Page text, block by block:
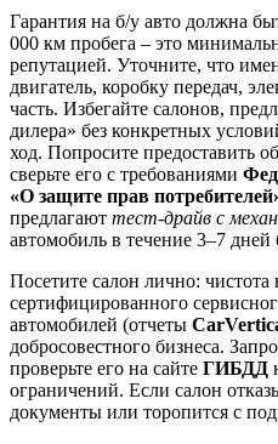
Гарантия на б/у авто должна
000 км пробега – это
репутацией. Уточните, что
двигатель, коробку передач,
часть. Избегайте салонов,
дилера» без конкретных
ход. Попросите предоставить
сверьте его с требованиями
«О защите прав
предлагают тест-драйв с
автомобиль в течение 3–7
Посетите салон лично:
сертифицированного
автомобилей (отчеты
добросовестного бизнеса.
проверьте его на сайте ГИБДД
ограничений. Если салон
документы или торопится с